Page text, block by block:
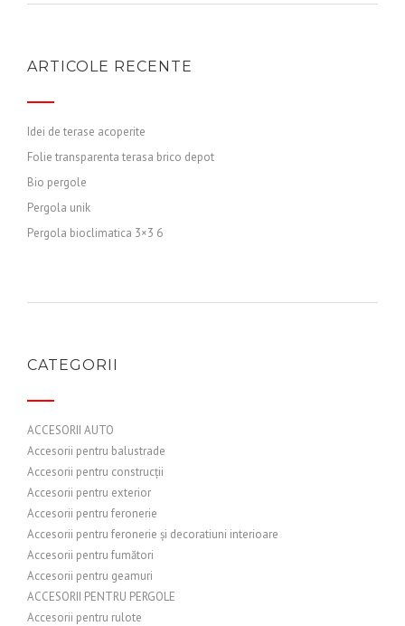
ARTICOLE RECENTE
Idei de terase acoperite
Folie transparenta terasa brico depot
Bio pergole
Pergola unik
Pergola bioclimatica 3×3 6
CATEGORII
ACCESORII AUTO
Accesorii pentru balustrade
Accesorii pentru construcții
Accesorii pentru exterior
Accesorii pentru feronerie
Accesorii pentru feronerie și decoratiuni interioare
Accesorii pentru fumători
Accesorii pentru geamuri
ACCESORII PENTRU PERGOLE
Accesorii pentru rulote